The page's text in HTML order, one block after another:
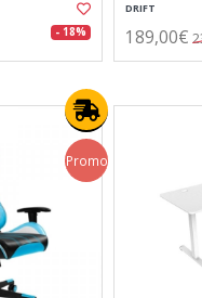
- 18%
DRIFT
189,00€
Promo